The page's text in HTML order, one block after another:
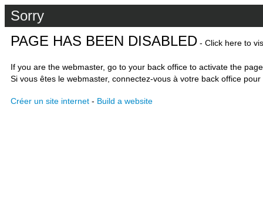
Sorry
PAGE HAS BEEN DISABLED - Click here to
If you are the webmaster, go to your back office to activate the
Si vous êtes le webmaster, connectez-vous à votre back office
Créer un site internet - Build a website